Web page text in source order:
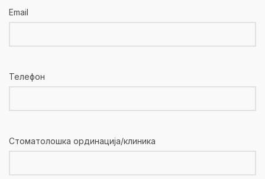
Email
Телефон
Стоматолошка ординација/клиника